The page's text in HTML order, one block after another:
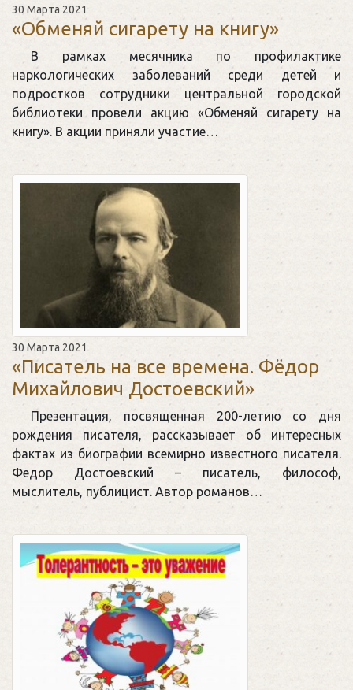
30 Марта 2021
«Обменяй сигарету на книгу»
В рамках месячника по профилактике
наркологических заболеваний среди детей и
подростков сотрудники центральной городской
библиотеки провели акцию «Обменяй сигарету на
книгу». В акции приняли участие…
30 Марта 2021
«Писатель на все времена. Фёдор
Михайлович Достоевский»
Презентация, посвященная 200-летию со дня
рождения писателя, рассказывает об интересных
фактах из биографии всемирно известного писателя.
Федор Достоевский – писатель, философ,
мыслитель, публицист. Автор романов…